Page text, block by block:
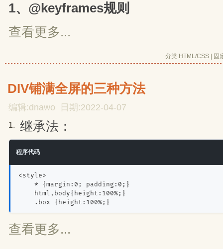
1、@keyframes规则
查看更多...
分类:HTML/CSS 固
DIV铺满全屏的三种方法
编辑:dnawo 日期:2022-04-07
1. 继承法：
程序代码
<style>
* {margin:0; padding:0;}
html,body{height:100%;}
.box {height:100%;}
查看更多...